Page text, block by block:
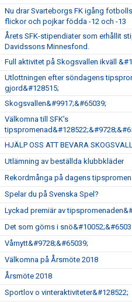
Nu drar Svarteborgs FK igång
flickor och pojkar födda -12 och -13
Årets SFK-stipendiater som erhållit
Davidssons Minnesfond.
Full aktivitet på Skogsvallen ikväll
Utlottningen efter söndagens
gjord&#128515;
Skogsvallen&#9917;&#65039;
Välkomna till SFK’s
HJÄLP OSS ATT BEVARA
Utlämning av beställda klubbkläder
Rekordmånga på dagens
Spelar du på Svenska Spel?
Lyckad premiär av
Det som göms i
Vårnytt&#9728;&#65039;
Välkomna på Årsmöte 2018
Årsmöte 2018
Sportlov o vinteraktiviteter&#128522;